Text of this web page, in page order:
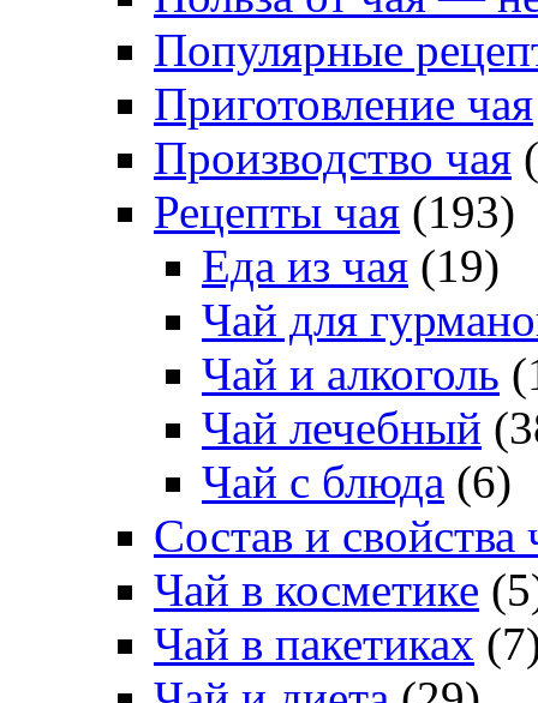
Популярные
Приготовление чая
Производство чая
Рецепты чая (193)
Еда из чая (19)
Чай для
Чай и алкоголь
Чай лечебный
Чай с блюда (6)
Состав и свойства
Чай в косметике
Чай в пакетиках